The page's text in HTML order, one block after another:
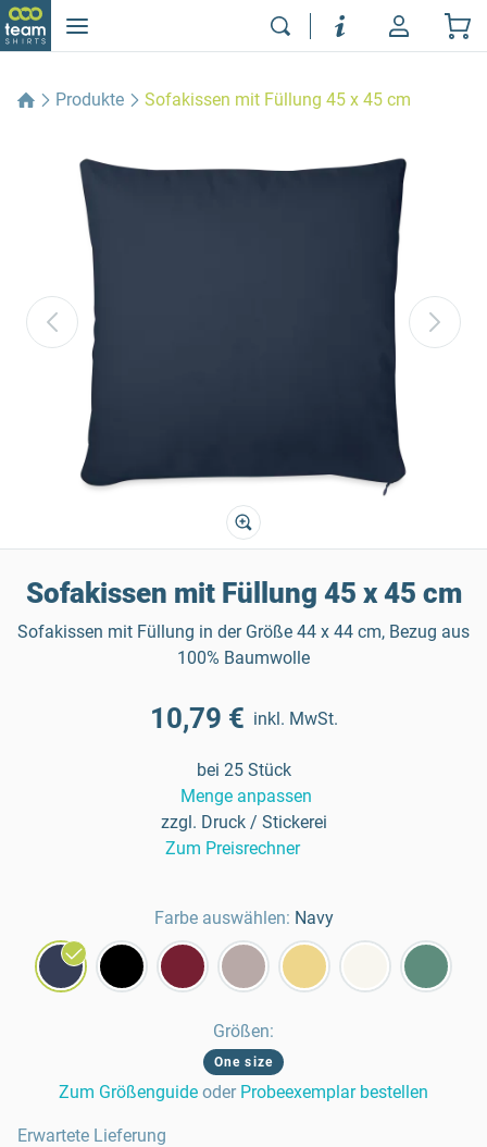
Produkte Sofakissen mit Füllung 45 x 45 cm
Sofakissen mit Füllung 45 x 45 cm
Sofakissen mit Füllung in der Größe 44 x 44 cm, Bezug aus
100% Baumwolle
10,79 € inkl. MwSt.
bei 25 Stück
Menge anpassen
zzgl. Druck / Stickerei
Zum Preisrechner
Farbe auswählen: Navy
Größen:
One size
Zum Größenguide oder Probeexemplar bestellen
Erwartete Lieferung